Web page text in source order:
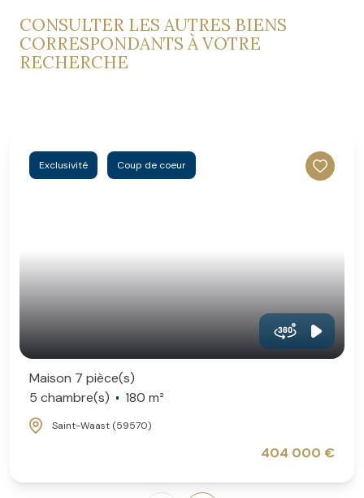
CONSULTER LES AUTRES BIENS
CORRESPONDANTS À VOTRE
RECHERCHE
Exclusivité Coup de coeur
Maison 7 pièce(s)
5 chambre(s)
180 m²
Saint-Waast (59570)
404 000 €